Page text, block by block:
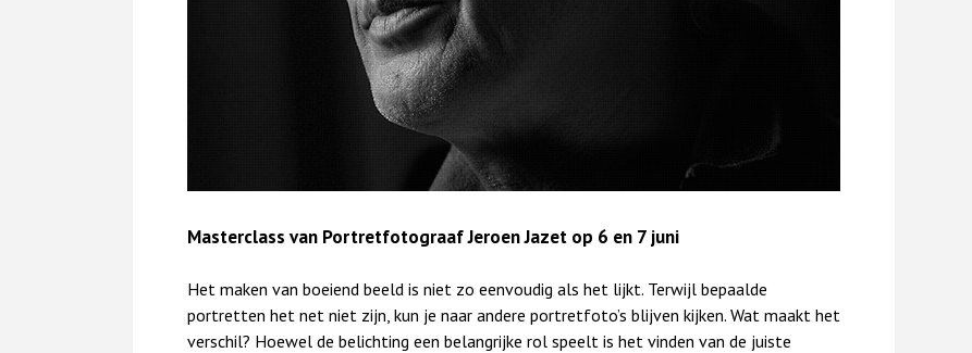
Masterclass van Portretfotograaf Jeroen Jazet op 6 en 7 juni
Het maken van boeiend beeld is niet zo eenvoudig als het lijkt. Terwijl bepaalde
portretten het net niet zijn, kun je naar andere portretfoto’s blijven kijken. Wat maakt het
verschil? Hoewel de belichting een belangrijke rol speelt is het vinden van de juiste